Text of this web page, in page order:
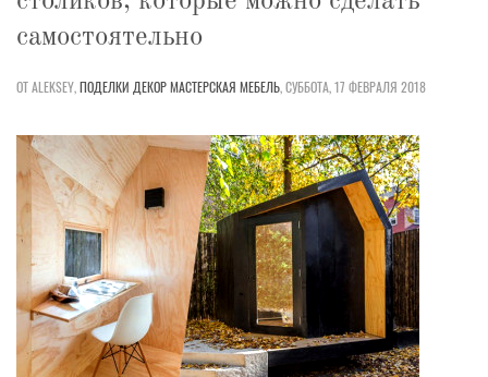
самостоятельно
ОТ ALEKSEY,ПОДЕЛКИ ДЕКОРМАСТЕРСКАЯ МЕБЕЛЬ,СУББОТА, 17 ФЕВРАЛЯ 2018